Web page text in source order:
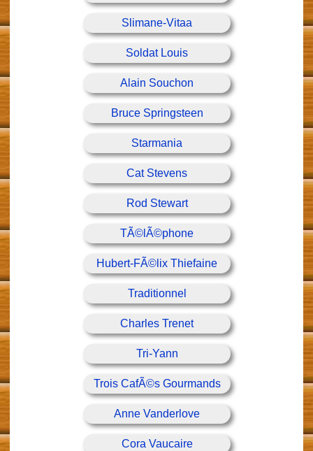
Slimane-Vitaa
Soldat Louis
Alain Souchon
Bruce Springsteen
Starmania
Cat Stevens
Rod Stewart
TÃ©lÃ©phone
Hubert-FÃ©lix Thiefaine
Traditionnel
Charles Trenet
Tri-Yann
Trois CafÃ©s Gourmands
Anne Vanderlove
Cora Vaucaire